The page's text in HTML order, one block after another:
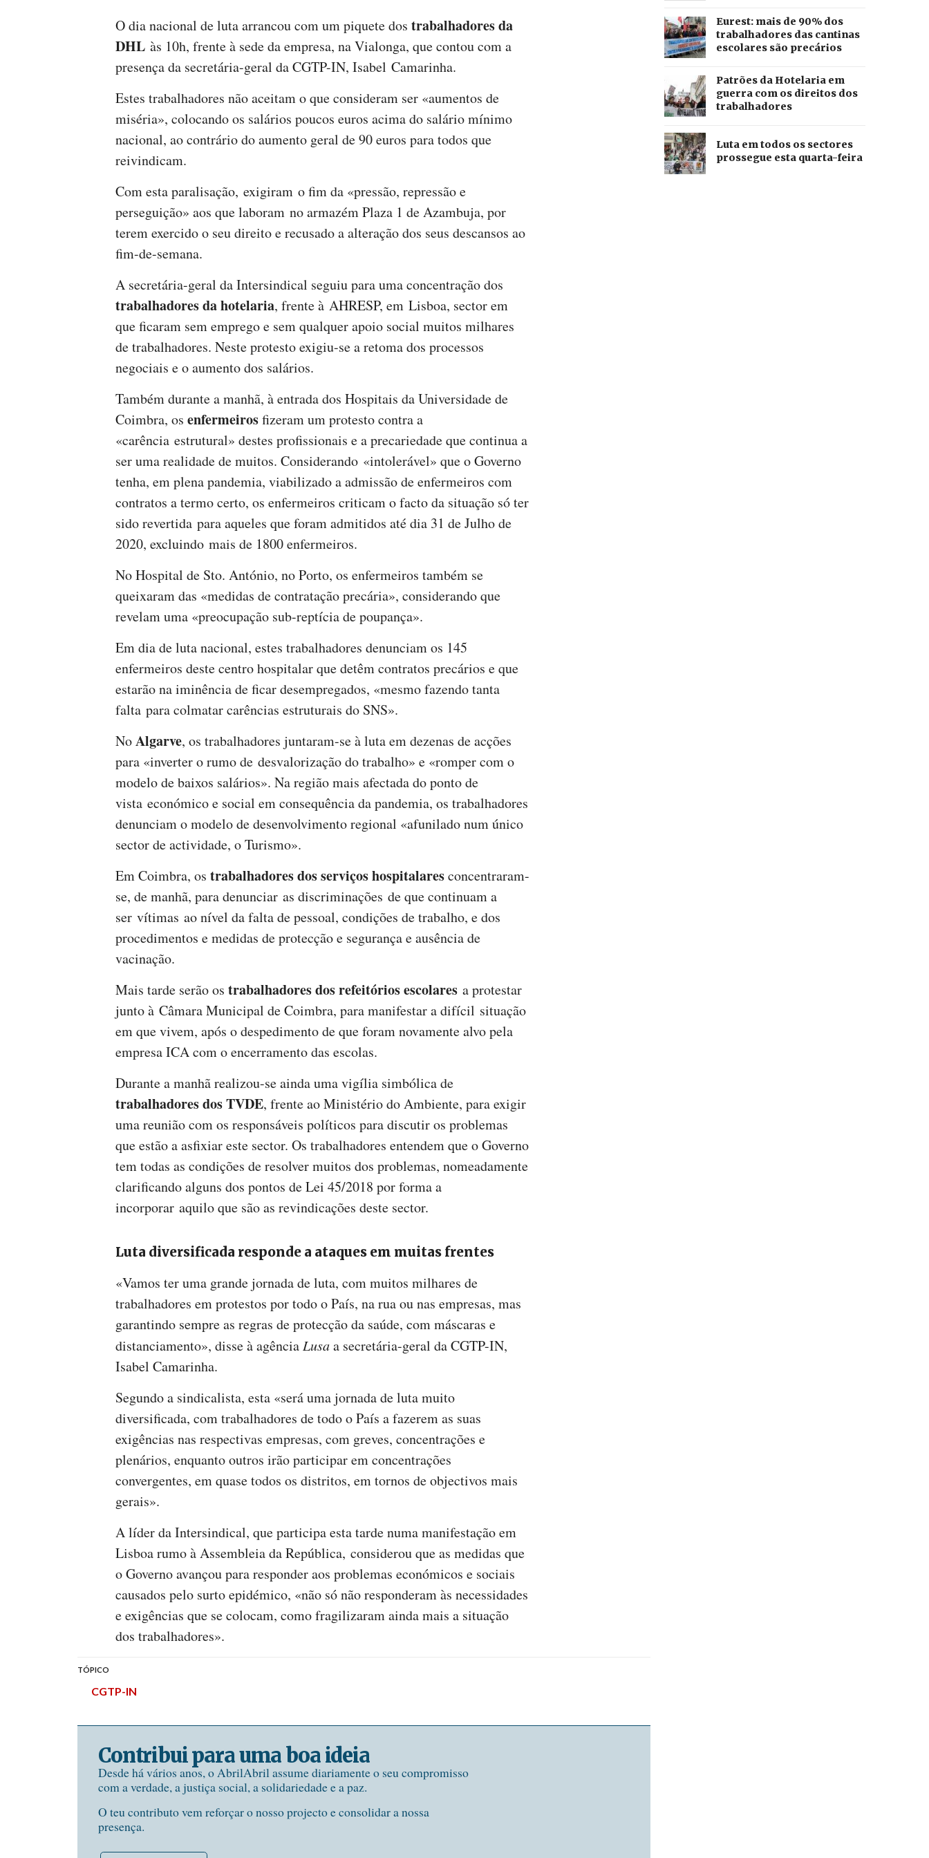
O dia nacional de luta arrancou com um piquete dos trabalhadores da
DHL às 10h, frente à sede da empresa, na Vialonga, que contou com a
presença da secretária-geral da CGTP-IN, Isabel Camarinha.
Estes trabalhadores não aceitam o que consideram ser «aumentos de
miséria», colocando os salários poucos euros acima do salário mínimo
nacional, ao contrário do aumento geral de 90 euros para todos que
reivindicam.
Com esta paralisação, exigiram o fim da «pressão, repressão e
perseguição» aos que laboram no armazém Plaza 1 de Azambuja, por
terem exercido o seu direito e recusado a alteração dos seus descansos ao
fim-de-semana.
A secretária-geral da Intersindical seguiu para uma concentração dos
trabalhadores da hotelaria, frente à AHRESP, em Lisboa, sector em
que ficaram sem emprego e sem qualquer apoio social muitos milhares
de trabalhadores. Neste protesto exigiu-se a retoma dos processos
negociais e o aumento dos salários.
Também durante a manhã, à entrada dos Hospitais da Universidade de
Coimbra, os enfermeirosfizeram um protesto contra a
«carência estrutural» destes profissionais e a precariedade que continua a
ser uma realidade de muitos. Considerando «intolerável» que o Governo
tenha, em plena pandemia, viabilizado a admissão de enfermeiros com
contratos a termo certo, os enfermeiros criticam o facto da situação só ter
sido revertida para aqueles que foram admitidos até dia 31 de Julho de
2020, excluindo mais de 1800 enfermeiros.
No Hospital de Sto. António, no Porto, os enfermeiros também se
queixaram das «medidas de contratação precária», considerando que
revelam uma «preocupação sub-reptícia de poupança».
Em dia de luta nacional, estes trabalhadores denunciam os 145
enfermeiros deste centro hospitalar que detêm contratos precários e que
estarão na iminência de ficar desempregados, «mesmo fazendo tanta
falta para colmatar carências estruturais do SNS».
NoAlgarve, os trabalhadores juntaram-se à luta em dezenas de acções
para «inverter o rumo de desvalorização do trabalho» e «romper com o
modelo de baixos salários». Na região mais afectada do ponto de
vista económico e social em consequência da pandemia, os trabalhadores
denunciam o modelo de desenvolvimento regional «afunilado num único
sector de actividade, o Turismo».
Em Coimbra, os trabalhadores dos serviços hospitalaresconcentraram-
se, de manhã, para denunciar as discriminações de que continuam a
ser vítimas ao nível da falta de pessoal, condições de trabalho, e dos
procedimentos e medidas de protecção e segurança e ausência de
vacinação.
Mais tarde serão os trabalhadores dos refeitórios escolares a protestar
junto à Câmara Municipal de Coimbra, para manifestar a difícil situação
em que vivem, após o despedimento de que foram novamente alvo pela
empresa ICA com o encerramento das escolas.
Durante a manhã realizou-se ainda uma vigília simbólica de
trabalhadores dos TVDE, frente ao Ministério do Ambiente, para exigir
uma reunião com os responsáveis políticos para discutir os problemas
que estão a asfixiar este sector. Os trabalhadores entendem que o Governo
tem todas as condições de resolver muitos dos problemas, nomeadamente
clarificando alguns dos pontos de Lei 45/2018 por forma a
incorporar aquilo que são as revindicações deste sector.
Luta diversificada responde a ataques em muitas frentes
«Vamos ter uma grande jornada de luta, com muitos milhares de
trabalhadores em protestos por todo o País, na rua ou nas empresas, mas
garantindo sempre as regras de protecção da saúde, com máscaras e
distanciamento», disse à agência Lusaa secretária-geral da CGTP-IN,
Isabel Camarinha.
Segundo a sindicalista, esta «será uma jornada de luta muito
diversificada, com trabalhadores de todo o País a fazerem as suas
exigências nas respectivas empresas, com greves, concentrações e
plenários, enquanto outros irão participar em concentrações
convergentes, em quase todos os distritos, em tornos de objectivos mais
gerais».
A líder da Intersindical, que participa esta tarde numa manifestação em
Lisboa rumo à Assembleia da República, considerou que as medidas que
o Governo avançou para responder aos problemas económicos e sociais
causados pelo surto epidémico, «não só não responderam às necessidades
e exigências que se colocam, como fragilizaram ainda mais a situação
dos trabalhadores».
TÓPICO
CGTP-IN
Contribui para uma boa ideia
Desde há vários anos, o AbrilAbril assume diariamente o seu compromisso
com a verdade, a justiça social, a solidariedade e a paz.
O teu contributo vem reforçar o nosso projecto e consolidar a nossa
presença.
Eurest: mais de 90% dos
trabalhadores das cantinas
escolares são precários
Patrões da Hotelaria em
guerra com os direitos dos
trabalhadores
Luta em todos os sectores
prossegue esta quarta-feira